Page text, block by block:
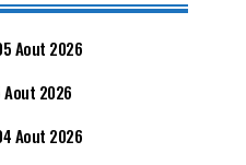
Aout 2026
2026
Aout 2026